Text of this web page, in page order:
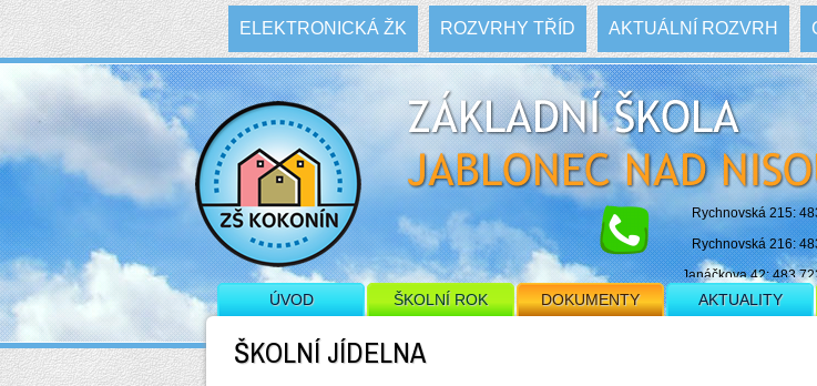
ŠKOLNÍ JÍDELNA
ELEKTRONICKÁ ŽK ROZVRHY TŘÍD AKTUÁLNÍ ROZVRH
PREZENTACE ŠKOLY
Rychnovská 215:
Rychnovská 216:
Janáčkova 42: 483
E-mail:
ÚVOD ŠKOLNÍ ROK DOKUMENTY AKTUALITY